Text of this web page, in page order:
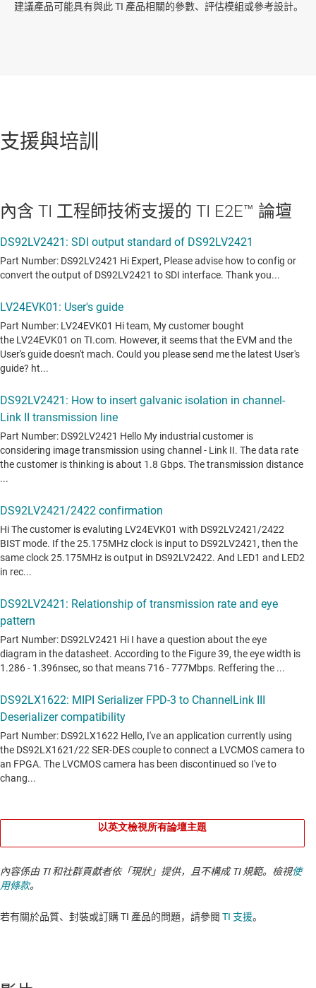
建議產品可能具有與此 TI 產品相關的參數、評估模組或參考設計。
支援與培訓
內含 TI 工程師技術支援的 TI E2E™ 論壇
以英文檢視所有論壇主題
內容係由 TI 和社群貢獻者依「現狀」提供，且不構成 TI 規範。檢視使
用條款。
若有關於品質、封裝或訂購 TI 產品的問題，請參閱 TI 支援。​​​​​​​​​​​​​​